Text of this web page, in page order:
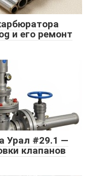
и его ремонт
Урал #29.1 —
клапанов